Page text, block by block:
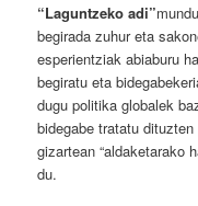
“Laguntzeko adi”
begirada zuhur eta
esperientziak abiaburu
begiratu eta
dugu politika globalek
bidegabe tratatu
gizartean “aldaketarako
du.